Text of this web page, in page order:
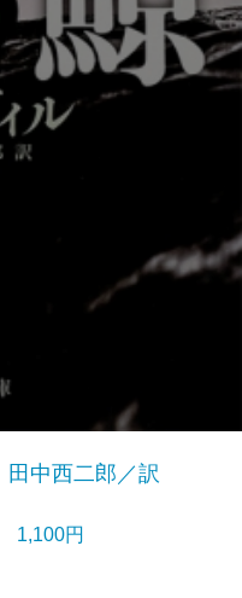
中西二郎／訳
1,100円